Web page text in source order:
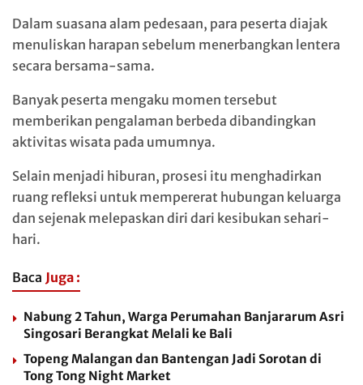
Dalam suasana alam pedesaan, para peserta diajak
menuliskan harapan sebelum menerbangkan lentera
secara bersama-sama.
Banyak peserta mengaku momen tersebut
memberikan pengalaman berbeda dibandingkan
aktivitas wisata pada umumnya.
Selain menjadi hiburan, prosesi itu menghadirkan
ruang refleksi untuk mempererat hubungan keluarga
dan sejenak melepaskan diri dari kesibukan sehari-
hari.
Baca Juga :
Nabung 2 Tahun, Warga Perumahan Banjararum Asri
Singosari Berangkat Melali ke Bali
Topeng Malangan dan Bantengan Jadi Sorotan di
Tong Tong Night Market